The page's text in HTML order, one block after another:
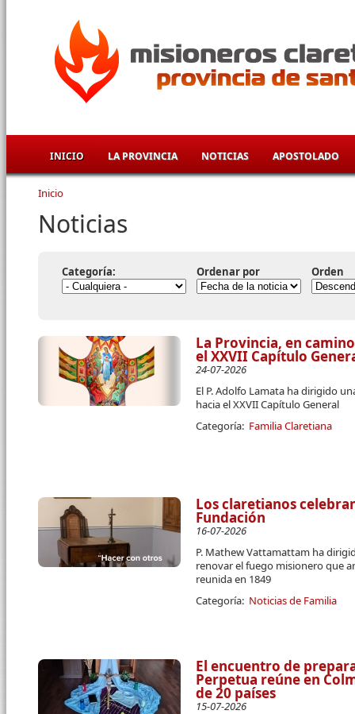
INICIO LA PROVINCIA NOTICIAS APOSTOLADO
Se encuentra usted aquí
Inicio
Noticias
Categoría: Ordenar por Orden
La Provincia, en
el XXVII Capítulo
24-07-2026
El P. Adolfo Lamata ha dirigido
hacia el XXVII Capítulo General
Categoría: Familia Claretiana
Los claretianos
Fundación
16-07-2026
P. Mathew Vattamattam ha
renovar el fuego misionero que
reunida en 1849
Categoría: Noticias de Familia
El encuentro de
Perpetua reúne en
de 20 países
15-07-2026